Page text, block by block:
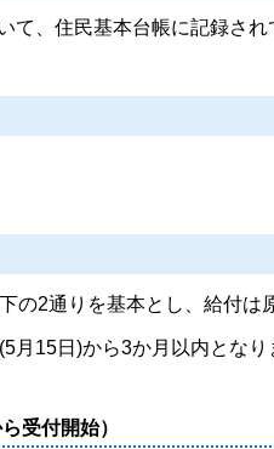
、住民基本台帳に記録さ
2通りを基本とし、給付は
15日)から3か月以内となり
受付開始）